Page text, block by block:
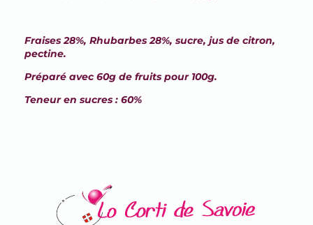
Fraises 28%, Rhubarbes 28%, sucre, jus de citron,
pectine.
Préparé avec 60g de fruits pour 100g.
Teneur en sucres : 60%